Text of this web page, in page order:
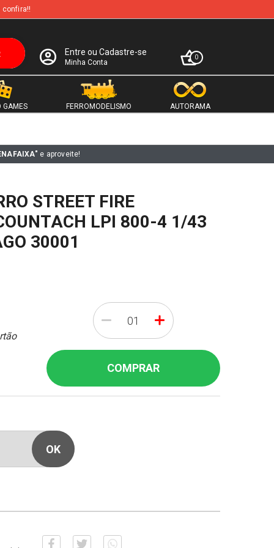
confira!!
Entre ou Cadastre-se
Minha Conta
0
GAMES FERROMODELISMO AUTORAMA
e aproveite!
STREET FIRE
LPI 800-4 1/43
30001
- +
COMPRAR